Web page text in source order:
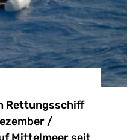
Rettungsschiff
/